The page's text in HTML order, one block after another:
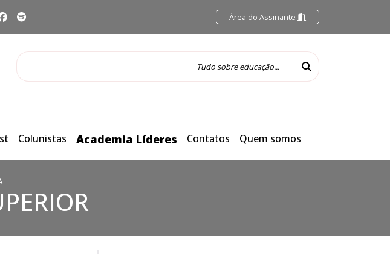
Área do Assinante
Colunistas Academia Líderes Contatos Quem somos